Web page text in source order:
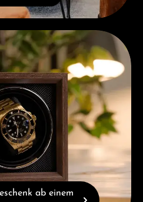
Einkauf von 1.000 €
ab einem